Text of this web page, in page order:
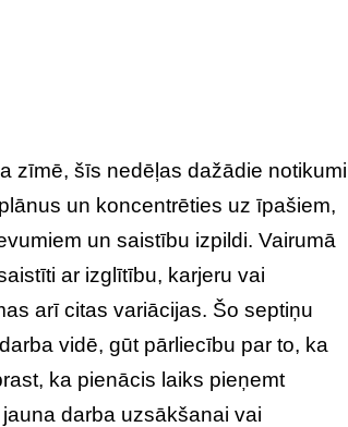
zīmē, šīs nedēļas dažādie notikumi
un koncentrēties uz īpašiem,
un saistību izpildi. Vairumā
ar izglītību, karjeru vai
arī citas variācijas. Šo septiņu
vidē, gūt pārliecību par to, ka
ka pienācis laiks pieņemt
darba uzsākšanai vai